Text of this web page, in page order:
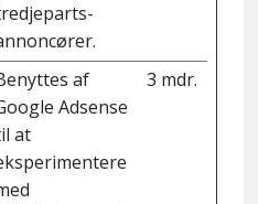
af
Adsense
at
3 mdr.